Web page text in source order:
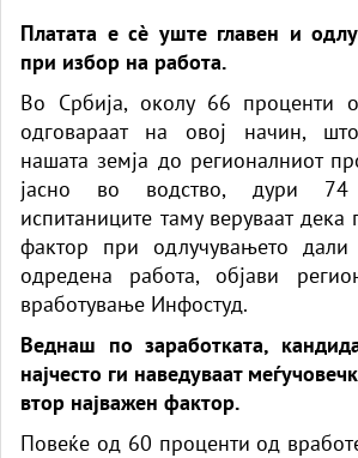
Платата е сè уште главен и
при избор на работа.
Во Србија, околу 66 проценти
одговараат на овој начин,
нашата земја до регионалниот
јасно во водство, дури
испитаниците таму веруваат дека
фактор при одлучувањето
одредена работа, објави
вработување Инфостуд.
Веднаш по заработката,
најчесто ги наведуваат
втор најважен фактор.
Повеќе од 60 проценти од